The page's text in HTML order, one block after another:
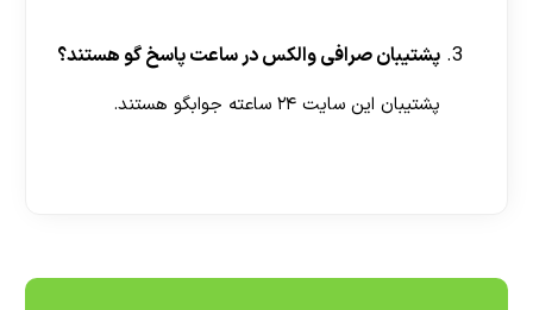
پشتیبان صرافی والکس در ساعت پاسخ گو هستند؟
پشتیبان این سایت ۲۴ ساعته جوابگو هستند.